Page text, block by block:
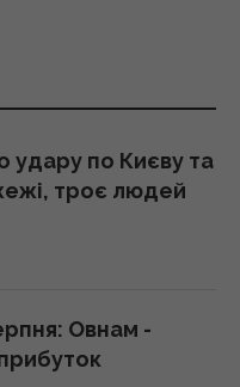
Київ: виникли
(фото)
що
насіння
будинок на
серед них
удару по Києву та
троє людей
Овнам -